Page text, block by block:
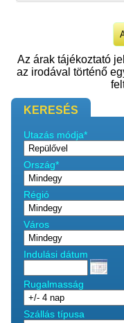
Az árak tájékoztató
az irodával történő
KERESÉS
Utazás módja*
Ország*
Régió
Város
Indulási dátum
Rugalmasság
Szállás típusa